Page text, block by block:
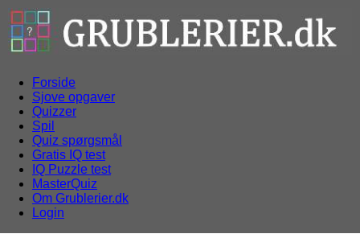
Forside
Sjove opgaver
Quizzer
Spil
Quiz spørgsmål
Gratis IQ test
IQ Puzzle test
MasterQuiz
Om Grublerier.dk
Login